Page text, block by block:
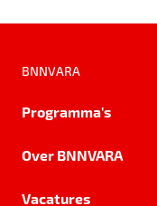
BNNVARA
Programma's
Over BNNVARA
Vacatures